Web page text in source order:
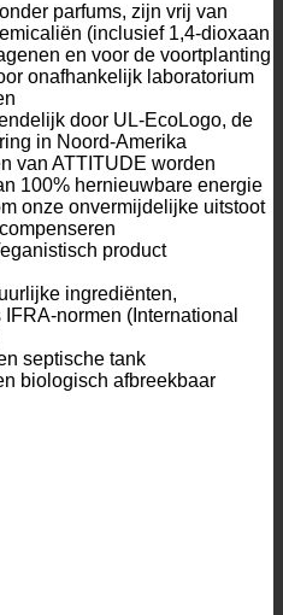
parfums, zijn vrij van
(inclusief 1,4-dioxaan
en voor de voortplanting
onafhankelijk laboratorium
door UL-EcoLogo, de
in Noord-Amerika
van ATTITUDE worden
100% hernieuwbare energie
onze onvermijdelijke uitstoot
product
ingrediënten,
normen (International
septische tank
biologisch afbreekbaar